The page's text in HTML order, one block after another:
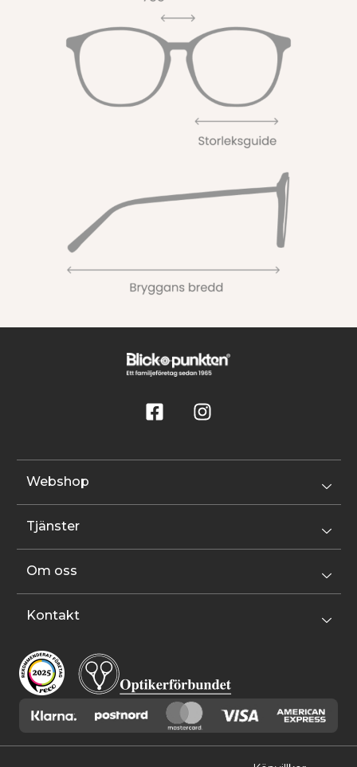
Webshop
Tjänster
Om oss
Kontakt